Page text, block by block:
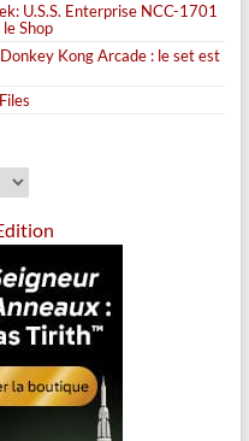
U.S.S. Enterprise NCC-1701
Shop
Kong Arcade : le set est